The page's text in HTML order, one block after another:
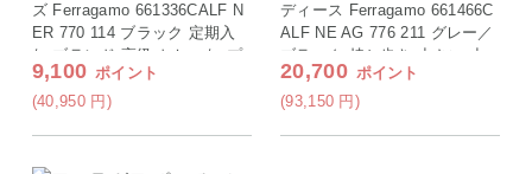
ズ Ferragamo 661336CALF N
ER 770 114 ブラック 定期入
れ ブランド 高級 おしゃれ プ
レゼント 実用的
9,100 ポイント
(40,950 円 )
ディース Ferragamo 661466C
ALF NE AG 776 211 グレー／
ブラック 持ち歩き 小さい 小
物入れ ブランド 高級 おしゃ
れ プレゼント 男性 実用的 か
20,700 ポイント
(93,150 円 )